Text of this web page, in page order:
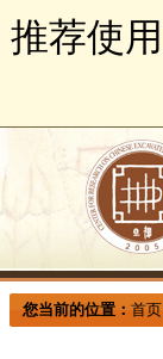
推荐使
您当前的位置：首页